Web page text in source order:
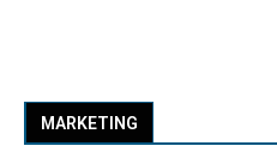
MARKETING